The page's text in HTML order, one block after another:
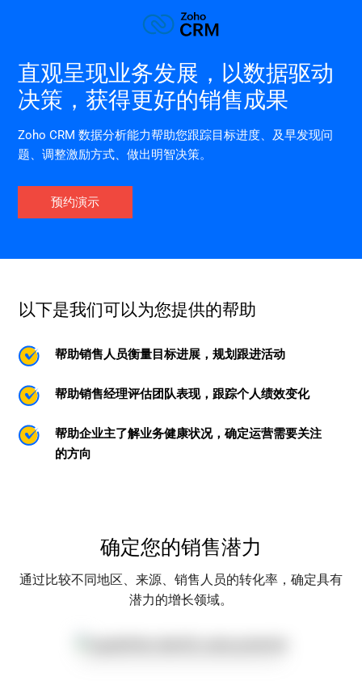
直观呈现业务发展，以数据驱动
决策，获得更好的销售成果
Zoho CRM 数据分析能力帮助您跟踪目标进度、及早发现问
题、调整激励方式、做出明智决策。
预约演示
以下是我们可以为您提供的帮助
帮助销售人员衡量目标进展，规划跟进活动
帮助销售经理评估团队表现，跟踪个人绩效变化
帮助企业主了解业务健康状况，确定运营需要关注
的方向
确定您的销售潜力
通过比较不同地区、来源、销售人员的转化率，确定具有
潜力的增长领域。